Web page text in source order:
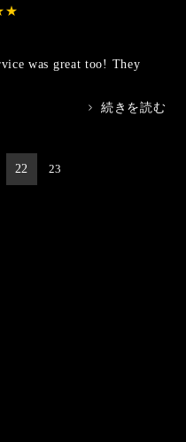
was great too! They
>
続きを読む
22 23